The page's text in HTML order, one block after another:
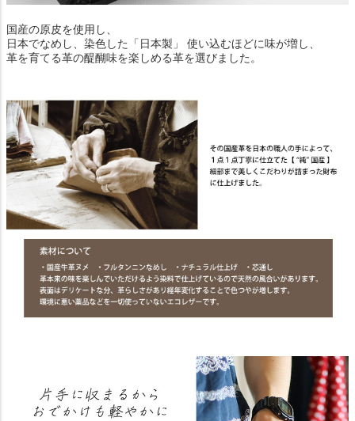
国産の原皮を使用し、
日本でなめし、染色した「日本製」 使い込むほどに味が増し、
革を育てる革の醍醐味を楽しめる革を選びました。